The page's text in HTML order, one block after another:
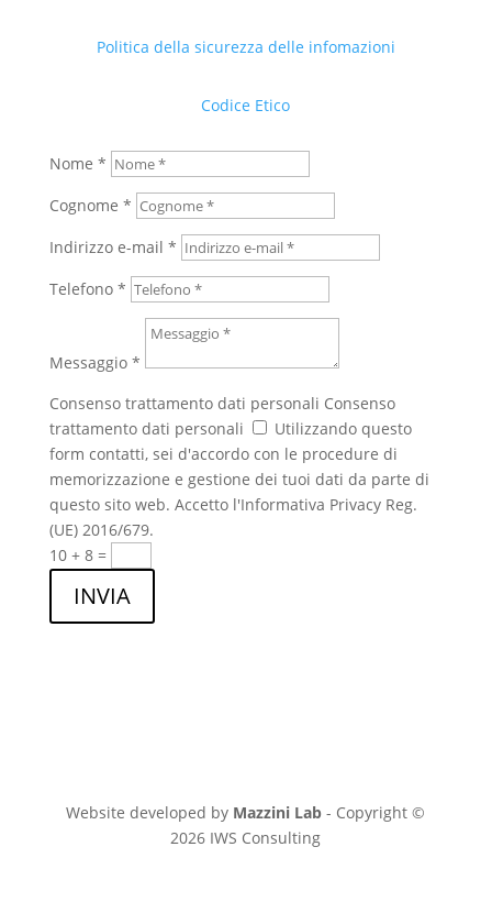
Politica della sicurezza delle infomazioni
Codice Etico
Nome *
Cognome *
Indirizzo e-mail *
Telefono *
Messaggio *
Consenso trattamento dati personali Consenso
trattamento dati personali
Utilizzando questo
form contatti, sei d'accordo con le procedure di
memorizzazione e gestione dei tuoi dati da parte di
questo sito web. Accetto l'Informativa Privacy Reg.
(UE) 2016/679.
10 + 8=
INVIA
Website developed by Mazzini Lab - Copyright ©
2026 IWS Consulting